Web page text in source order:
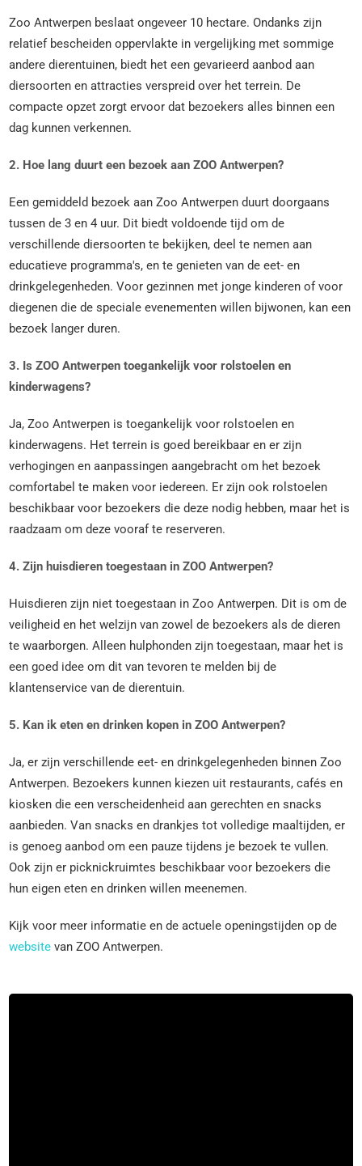
Zoo Antwerpen beslaat ongeveer 10 hectare. Ondanks zijn
relatief bescheiden oppervlakte in vergelijking met sommige
andere dierentuinen, biedt het een gevarieerd aanbod aan
diersoorten en attracties verspreid over het terrein. De
compacte opzet zorgt ervoor dat bezoekers alles binnen een
dag kunnen verkennen.
2. Hoe lang duurt een bezoek aan ZOO Antwerpen?
Een gemiddeld bezoek aan Zoo Antwerpen duurt doorgaans
tussen de 3 en 4 uur. Dit biedt voldoende tijd om de
verschillende diersoorten te bekijken, deel te nemen aan
educatieve programma's, en te genieten van de eet- en
drinkgelegenheden. Voor gezinnen met jonge kinderen of voor
diegenen die de speciale evenementen willen bijwonen, kan een
bezoek langer duren.
3. Is ZOO Antwerpen toegankelijk voor rolstoelen en
kinderwagens?
Ja, Zoo Antwerpen is toegankelijk voor rolstoelen en
kinderwagens. Het terrein is goed bereikbaar en er zijn
verhogingen en aanpassingen aangebracht om het bezoek
comfortabel te maken voor iedereen. Er zijn ook rolstoelen
beschikbaar voor bezoekers die deze nodig hebben, maar het is
raadzaam om deze vooraf te reserveren.
4. Zijn huisdieren toegestaan in ZOO Antwerpen?
Huisdieren zijn niet toegestaan in Zoo Antwerpen. Dit is om de
veiligheid en het welzijn van zowel de bezoekers als de dieren
te waarborgen. Alleen hulphonden zijn toegestaan, maar het is
een goed idee om dit van tevoren te melden bij de
klantenservice van de dierentuin.
5. Kan ik eten en drinken kopen in ZOO Antwerpen?
Ja, er zijn verschillende eet- en drinkgelegenheden binnen Zoo
Antwerpen. Bezoekers kunnen kiezen uit restaurants, cafés en
kiosken die een verscheidenheid aan gerechten en snacks
aanbieden. Van snacks en drankjes tot volledige maaltijden, er
is genoeg aanbod om een pauze tijdens je bezoek te vullen.
Ook zijn er picknickruimtes beschikbaar voor bezoekers die
hun eigen eten en drinken willen meenemen.
Kijk voor meer informatie en de actuele openingstijden op de
website van ZOO Antwerpen.